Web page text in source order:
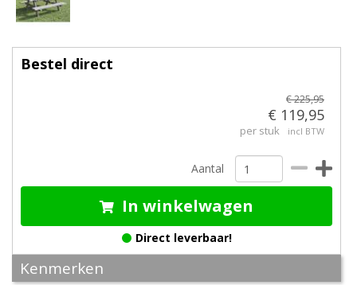
Bestel direct
€ 225,95
€ 119,95
per stuk incl BTW
Aantal
In winkelwagen
Direct leverbaar!
Kenmerken